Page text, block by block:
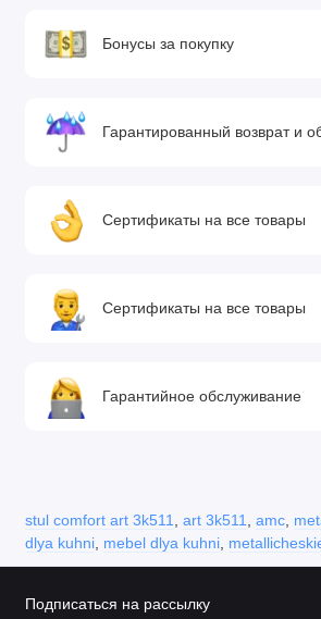
Бонусы за покупку
Гарантированный возврат и
Сертификаты на все товары
Сертификаты на все товары
Гарантийное обслуживание
stul comfort art 3k511, art 3k511, amc,
dlya kuhni, mebel dlya kuhni,
Подписаться на рассылку